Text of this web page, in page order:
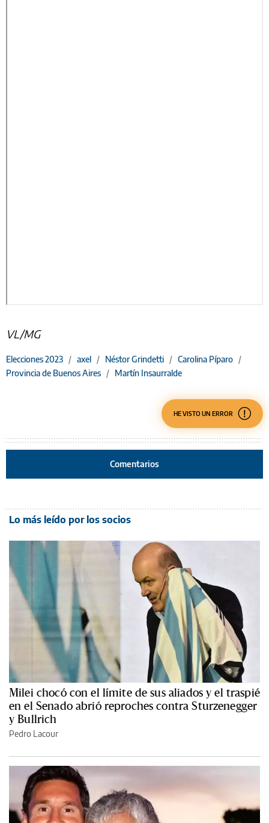
VL/MG
Elecciones 2023 / axel / Néstor Grindetti / Carolina Píparo /
Provincia de Buenos Aires / Martín Insaurralde
HE VISTO UN ERROR
Comentarios
Lo más leído por los socios
Milei chocó con el límite de sus aliados y el traspié
en el Senado abrió reproches contra Sturzenegger
y Bullrich
Pedro Lacour